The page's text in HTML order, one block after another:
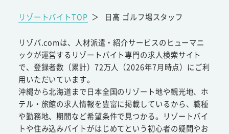
リゾートバイトTOP ＞ 日高 ゴルフ場スタッフ
リゾバ.comは、人材派遣・紹介サービスのヒューマニ
ックが運営するリゾートバイト専門の求人検索サイト
で、登録者数（累計）72万人（2026年7月時点）にご利
用いただいています。
沖縄から北海道まで日本全国のリゾート地や観光地、ホ
テル・旅館の求人情報を豊富に掲載しているから、職種
や勤務地、期間など希望条件で見つかる。リゾートバイ
トや住み込みバイトがはじめてという初心者の疑問やお